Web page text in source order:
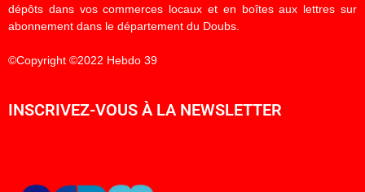
dépôts dans vos commerces locaux et en boîtes aux lettres sur
abonnement dans le département du Doubs.
©Copyright ©2022 Hebdo 39
INSCRIVEZ-VOUS À LA NEWSLETTER